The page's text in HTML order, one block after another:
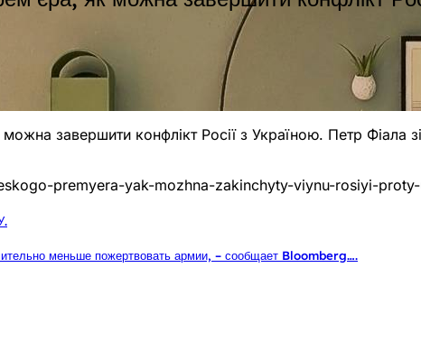
завершити конфлікт Росії з Україною. Петр
premyera-yak-mozhna-zakinchyty-viynu-rosiyi-
меньше пожертвовать армии, – сообщает Bloomberg….